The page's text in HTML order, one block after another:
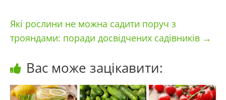
Які рослини не можна садити поруч з
трояндами: поради досвідчених садівників →
Вас може зацікавити: